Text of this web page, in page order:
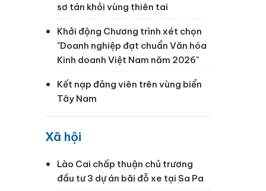
sơ tán khỏi vùng thiên tai
Khởi động Chương trình xét chọn
"Doanh nghiệp đạt chuẩn Văn hóa
Kinh doanh Việt Nam năm 2026"
Kết nạp đảng viên trên vùng biển
Tây Nam
Xã hội
Lào Cai chấp thuận chủ trương
đầu tư 3 dự án bãi đỗ xe tại Sa Pa